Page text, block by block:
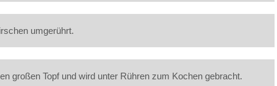
umgerührt.
großen Topf und wird unter Rühren zum Kochen gebracht.